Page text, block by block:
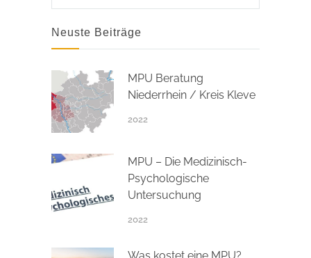
Neuste Beiträge
MPU Beratung
Niederrhein / Kreis Kleve
2022
MPU – Die Medizinisch-
Psychologische
Untersuchung
2022